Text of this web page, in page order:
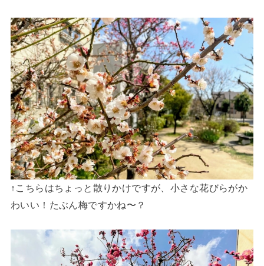
↑こちらはちょっと散りかけですが、小さな花びらがか
わいい！たぶん梅ですかね〜？